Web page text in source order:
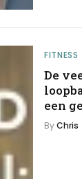
FITNESS
De
een
ByChris